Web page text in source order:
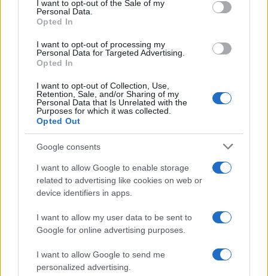
I want to opt-out of the Sale of my
Personal Data.
Opted In
I want to opt-out of processing my
Personal Data for Targeted Advertising.
Opted In
I want to opt-out of Collection, Use,
Retention, Sale, and/or Sharing of my
Personal Data that Is Unrelated with the
Purposes for which it was collected.
Opted Out
Google consents
I want to allow Google to enable storage
related to advertising like cookies on web or
device identifiers in apps.
I want to allow my user data to be sent to
Google for online advertising purposes.
I want to allow Google to send me
personalized advertising.
Οι ενδιαφερόμενοι για την κάλυψη των θέσεων αυτών
καλούνται, εφόσον κατέχουν τα γενικά και απαιτούμενα